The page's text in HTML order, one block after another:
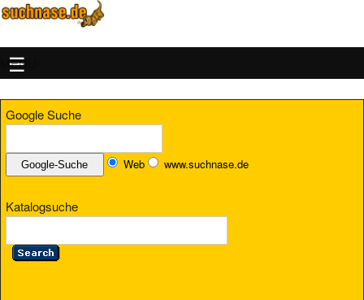
MENU
Google Suche
Web www.suchnase.de
Katalogsuche